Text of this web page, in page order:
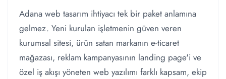
Adana web tasarım ihtiyacı tek bir paket anlamına
gelmez. Yeni kurulan işletmenin güven veren
kurumsal sitesi, ürün satan markanın e-ticaret
mağazası, reklam kampanyasının landing page'i ve
özel iş akışı yöneten web yazılımı farklı kapsam, ekip